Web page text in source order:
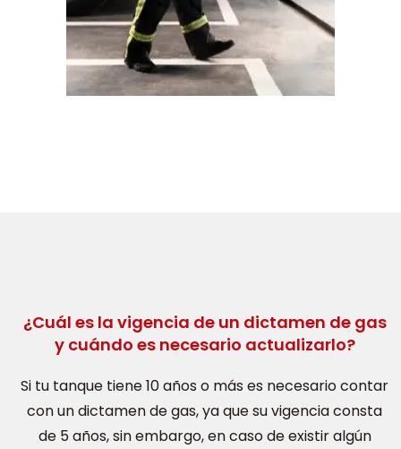
¿Cuál es la vigencia de un dictamen de gas
y cuándo es necesario actualizarlo?
Si tu tanque tiene 10 años o más es necesario contar
con un dictamen de gas, ya que su vigencia consta
de 5 años, sin embargo, en caso de existir algún